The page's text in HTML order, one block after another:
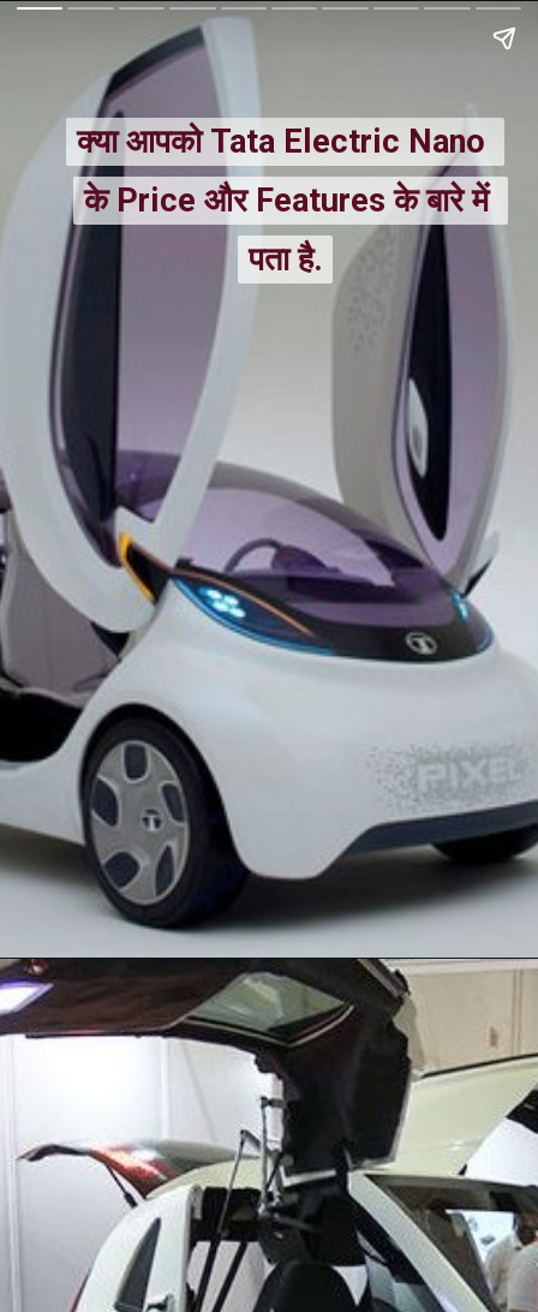
क्या आपको Tata Electric Nano
के Price और Features के बारे में
पता है.
क्या आपको Tata Electric Nano
के Price और Features के बारे में
पता है.